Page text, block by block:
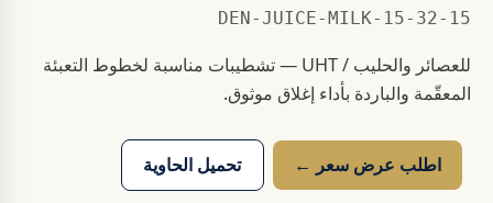
DEN-JUICE-MILK-15-32-15
للعصائر والحليب / UHT — تشطيبات مناسبة لخطوط التعبئة
المعقّمة والباردة بأداء إغلاق موثوق.
اطلب عرض سعر ← تحميل الحاوية